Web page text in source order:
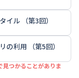
イル （第3回）
の利用 （第5回）
つかることがありま